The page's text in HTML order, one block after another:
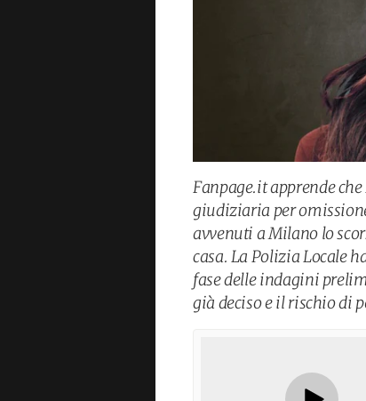
Fanpage.it apprende
giudiziaria per
avvenuti a Milano lo
casa. La Polizia Locale
fase delle indagini
già deciso e il rischio di